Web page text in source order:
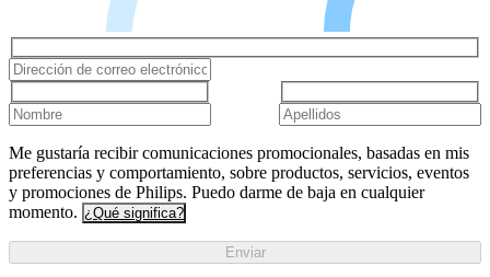
Me gustaría recibir comunicaciones promocionales, basadas en mis
preferencias y comportamiento, sobre productos, servicios, eventos
y promociones de Philips. Puedo darme de baja en cualquier
momento. ¿Qué significa?
Enviar